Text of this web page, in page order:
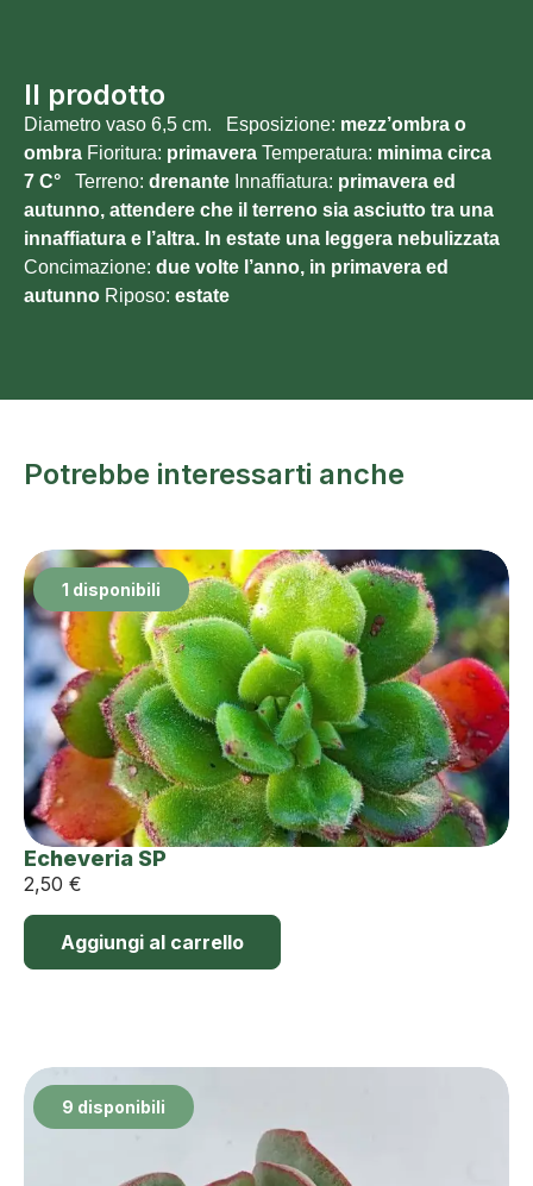
Il prodotto
Diametro vaso 6,5 cm. Esposizione: mezz’ombra o
ombra Fioritura: primavera Temperatura: minima circa
7 C° Terreno: drenante Innaffiatura: primavera ed
autunno, attendere che il terreno sia asciutto tra una
innaffiatura e l’altra. In estate una leggera nebulizzata
Concimazione: due volte l’anno, in primavera ed
autunno Riposo: estate
Potrebbe interessarti anche
1 disponibili
Echeveria SP
2,50 €
Aggiungi al carrello
9 disponibili